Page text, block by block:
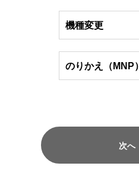
機種変更
のりかえ（MNP）
次へ